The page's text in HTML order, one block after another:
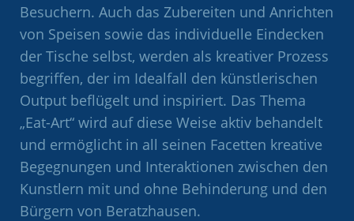
Besuchern. Auch das Zubereiten und Anrichten
von Speisen sowie das individuelle Eindecken
der Tische selbst, werden als kreativer Prozess
begriffen, der im Idealfall den künstlerischen
Output beflügelt und inspiriert. Das Thema
„Eat-Art“ wird auf diese Weise aktiv behandelt
und ermöglicht in all seinen Facetten kreative
Begegnungen und Interaktionen zwischen den
Kunstlern mit und ohne Behinderung und den
Bürgern von Beratzhausen.